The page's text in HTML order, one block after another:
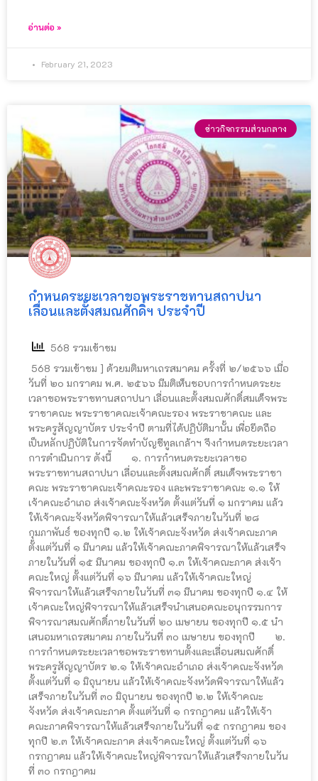
อ่านต่อ »
February 21, 2023
ข่าวกิจกรรมส่วนกลาง
กำหนดระยะเวลาขอพระราชทานสถาปนา
เลื่อนและตั้งสมณศักดิ์ฯ ประจำปี
568 รวมเข้าชม
568 รวมเข้าชม ] ด้วยมติมหาเถรสมาคม ครั้งที่ ๒/๒๕๖๖ เมื่อ
วันที่ ๒๐ มกราคม พ.ศ. ๒๕๖๖ มีมติเห็นชอบการกำหนดระยะ
เวลาขอพระราชทานสถาปนา เลื่อนและตั้งสมณศักดิ์สมเด็จพระ
ราชาคณะ พระราชาคณะเจ้าคณะรอง พระราชาคณะ และ
พระครูสัญญาบัตร ประจำปี ตามที่ได้ปฏิบัติมานั้น เพื่อยึดถือ
เป็นหลักปฏิบัติในการจัดทำบัญชีทูลเกล้าฯ จึงกำหนดระยะเวลา
การดำเนินการ ดังนี้ ๑. การกำหนดระยะเวลาขอ
พระราชทานสถาปนา เลื่อนและตั้งสมณศักดิ์ สมเด็จพระราชา
คณะ พระราชาคณะเจ้าคณะรอง และพระราชาคณะ ๑.๑ ให้
เจ้าคณะอำเภอ ส่งเจ้าคณะจังหวัด ตั้งแต่วันที่ ๑ มกราคม แล้ว
ให้เจ้าคณะจังหวัดพิจารณาให้แล้วเสร็จภายในวันที่ ๒๘
กุมภาพันธ์ ของทุกปี ๑.๒ ให้เจ้าคณะจังหวัด ส่งเจ้าคณะภาค
ตั้งแต่วันที่ ๑ มีนาคม แล้วให้เจ้าคณะภาคพิจารณาให้แล้วเสร็จ
ภายในวันที่ ๑๕ มีนาคม ของทุกปี ๑.๓ ให้เจ้าคณะภาค ส่งเจ้า
คณะใหญ่ ตั้งแต่วันที่ ๑๖ มีนาคม แล้วให้เจ้าคณะใหญ่
พิจารณาให้แล้วเสร็จภายในวันที่ ๓๑ มีนาคม ของทุกปี ๑.๔ ให้
เจ้าคณะใหญ่พิจารณาให้แล้วเสร็จนำเสนอคณะอนุกรรมการ
พิจารณาสมณศักดิ์ภายในวันที่ ๒๐ เมษายน ของทุกปี ๑.๕ นำ
เสนอมหาเถรสมาคม ภายในวันที่ ๓๐ เมษายน ของทุกปี ๒.
การกำหนดระยะเวลาขอพระราชทานตั้งและเลื่อนสมณศักดิ์
พระครูสัญญาบัตร ๒.๑ ให้เจ้าคณะอำเภอ ส่งเจ้าคณะจังหวัด
ตั้งแต่วันที่ ๑ มิถุนายน แล้วให้เจ้าคณะจังหวัดพิจารณาให้แล้ว
เสร็จภายในวันที่ ๓๐ มิถุนายน ของทุกปี ๒.๒ ให้เจ้าคณะ
จังหวัด ส่งเจ้าคณะภาค ตั้งแต่วันที่ ๑ กรกฎาคม แล้วให้เจ้า
คณะภาคพิจารณาให้แล้วเสร็จภายในวันที่ ๑๕ กรกฎาคม ของ
ทุกปี ๒.๓ ให้เจ้าคณะภาค ส่งเจ้าคณะใหญ่ ตั้งแต่วันที่ ๑๖
กรกฎาคม แล้วให้เจ้าคณะใหญ่พิจารณาให้แล้วเสร็จภายในวัน
ที่ ๓๐ กรกฎาคม